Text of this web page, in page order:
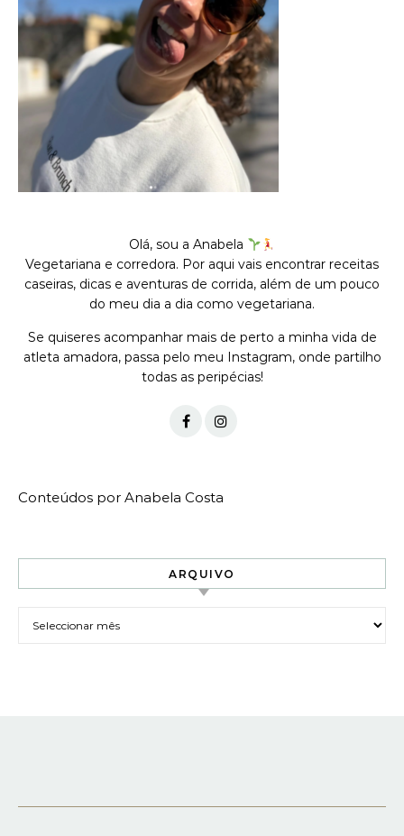
Olá, sou a Anabela
Vegetariana e corredora. Por aqui vais encontrar receitas
caseiras, dicas e aventuras de corrida, além de um pouco
do meu dia a dia como vegetariana.
Se quiseres acompanhar mais de perto a minha vida de
atleta amadora, passa pelo meu Instagram, onde partilho
todas as peripécias!
Conteúdos por Anabela Costa
ARQUIVO